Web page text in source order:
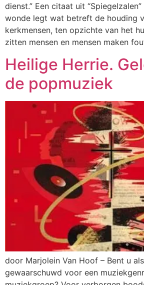
dienst.” Een citaat uit
wonde legt wat betreft de houding
kerkmensen, ten opzichte van het
zitten mensen en mensen maken
Heilige Herrie.
de popmuziek
door Marjolein Van Hoof – Bent u
gewaarschuwd voor een